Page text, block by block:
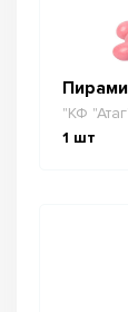
"КФ
1 шт